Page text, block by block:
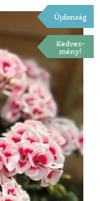
Újdonság
Kedvez-
mény!